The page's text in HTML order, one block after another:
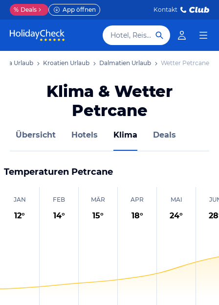
% Deals App öffnen Kontakt
Hotel, Reiseziel
Urlaub Kroatien Urlaub Dalmatien Urlaub Wetter Petrcane
Klima & Wetter
Petrcane
Übersicht Hotels Klima Deals
Temperaturen Petrcane
JAN
12°
FEB
14°
MÄR
15°
APR
18°
MAI
24° 28